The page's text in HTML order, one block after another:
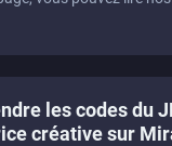
les codes du
créative sur